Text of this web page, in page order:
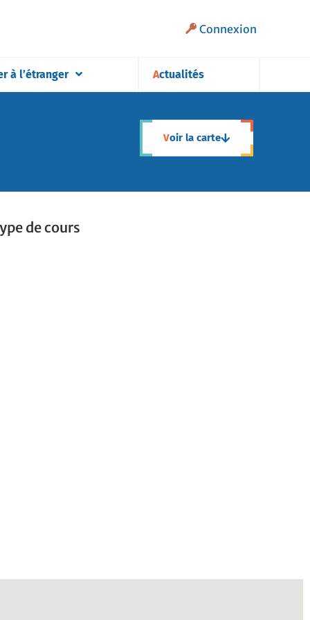
Connexion
à l’étranger Actualités
Voir la carte
de cours